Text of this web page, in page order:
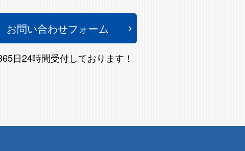
お問い合わせフォーム
日24時間受付しております！